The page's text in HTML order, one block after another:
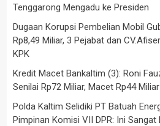
Tenggarong Mengadu ke Presiden
Dugaan Korupsi Pembelian Mobil
Rp8,49 Miliar, 3 Pejabat dan
KPK
Kredit Macet Bankaltim (3): Roni
Senilai Rp72 Miliar, Macet Rp44 Miliar
Polda Kaltim Selidiki PT Batuah
Pimpinan Komisi VII DPR: Ini Sangat